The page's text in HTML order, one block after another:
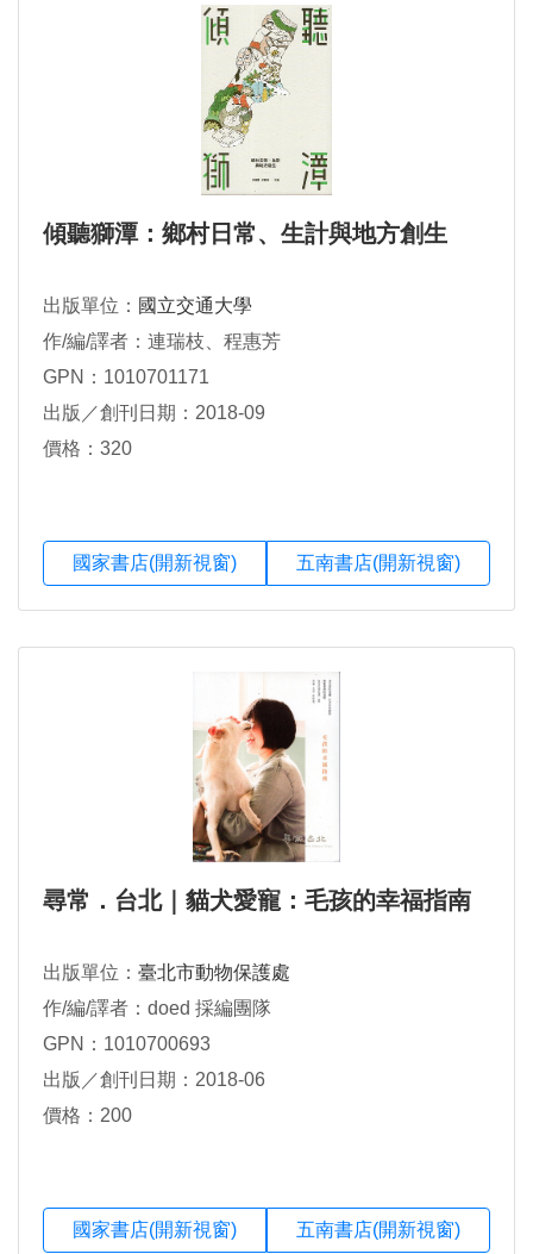
傾聽獅潭：鄉村日常、生計與地方創生
出版單位： 國立交通大學
作/編/譯者：連瑞枝、程惠芳
GPN：1010701171
出版／創刊日期：2018-09
價格：320
國家書店(開新視窗) 五南書店(開新視窗)
尋常．台北｜貓犬愛寵：毛孩的幸福指南
出版單位： 臺北市動物保護處
作/編/譯者：doed 採編團隊
GPN：1010700693
出版／創刊日期：2018-06
價格：200
國家書店(開新視窗) 五南書店(開新視窗)